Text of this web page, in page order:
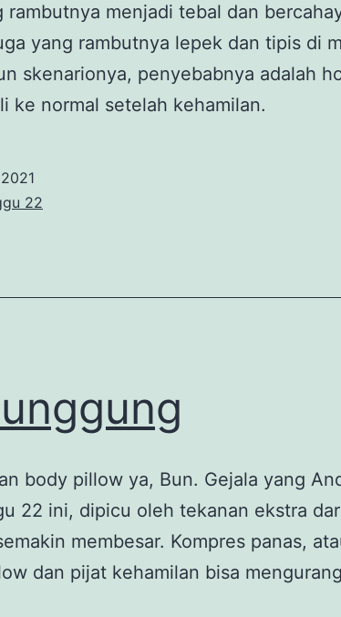
rambutnya menjadi tebal dan
yang rambutnya lepek dan tipis di
skenarionya, penyebabnya adalah
ke normal setelah kehamilan.
22
body pillow ya, Bun. Gejala yang
22 ini, dipicu oleh tekanan ekstra
membesar. Kompres panas,
dan pijat kehamilan bisa